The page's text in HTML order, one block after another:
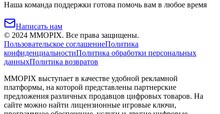
Наша команда поддержки готова помочь вам в любое время
Написать нам
© 2024 MMOPIX. Все права защищены.
Пользовательское соглашениеПолитика
конфиденциальностиПолитика обработки персональных
данныхПолитика возвратов
MMOPIX выступает в качестве удобной рекламной
платформы, на которой представлены партнерские
предложения различных продавцов цифровых товаров. На
сайте можно найти лицензионные игровые ключи,